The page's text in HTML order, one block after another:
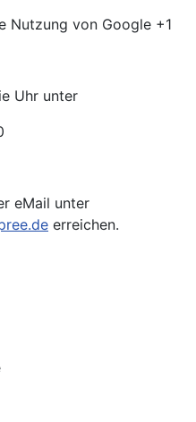
Nutzung von Google +1
Uhr unter
eMail unter
erreichen.